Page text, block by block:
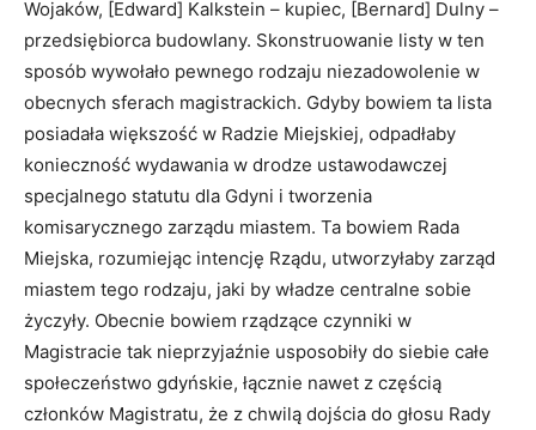
Wojaków, [Edward] Kalkstein – kupiec, [Bernard] Dulny –
przedsiębiorca budowlany. Skonstruowanie listy w ten
sposób wywołało pewnego rodzaju niezadowolenie w
obecnych sferach magistrackich. Gdyby bowiem ta lista
posiadała większość w Radzie Miejskiej, odpadłaby
konieczność wydawania w drodze ustawodawczej
specjalnego statutu dla Gdyni i tworzenia
komisarycznego zarządu miastem. Ta bowiem Rada
Miejska, rozumiejąc intencję Rządu, utworzyłaby zarząd
miastem tego rodzaju, jaki by władze centralne sobie
życzyły. Obecnie bowiem rządzące czynniki w
Magistracie tak nieprzyjaźnie usposobiły do siebie całe
społeczeństwo gdyńskie, łącznie nawet z częścią
członków Magistratu, że z chwilą dojścia do głosu Rady